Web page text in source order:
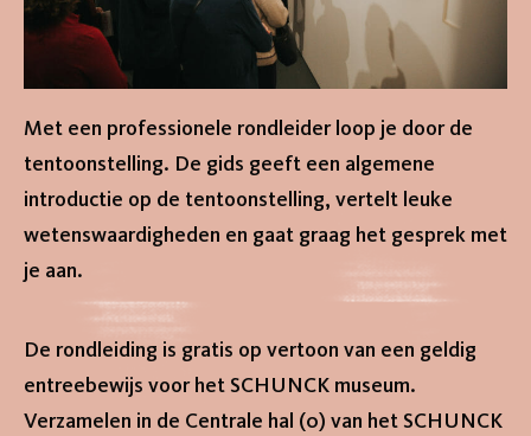
Met een professionele rondleider loop je door de
tentoonstelling. De gids geeft een algemene
introductie op de tentoonstelling, vertelt leuke
wetenswaardigheden en gaat graag het gesprek met
je aan.
De rondleiding is gratis op vertoon van een geldig
entreebewijs voor het SCHUNCK museum.
Verzamelen in de Centrale hal (0) van het SCHUNCK
home